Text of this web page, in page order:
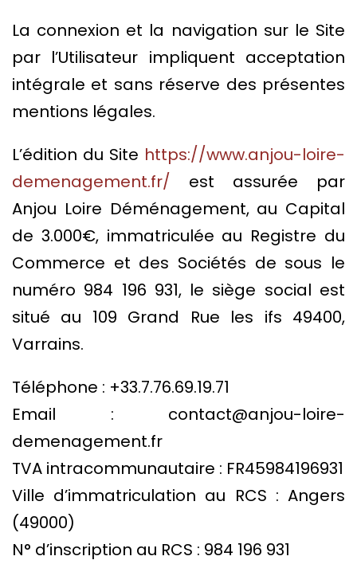
La connexion et la navigation sur le Site
par l’Utilisateur impliquent acceptation
intégrale et sans réserve des présentes
mentions légales.
L’édition du Site https://www.anjou-loire-
demenagement.fr/ est assurée par
Anjou Loire Déménagement, au Capital
de 3.000€, immatriculée au Registre du
Commerce et des Sociétés de sous le
numéro 984 196 931, le siège social est
situé au 109 Grand Rue les ifs 49400,
Varrains.
Téléphone : +33.7.76.69.19.71
Email : contact@anjou-loire-
demenagement.fr
TVA intracommunautaire : FR45984196931
Ville d’immatriculation au RCS : Angers
(49000)
N° d’inscription au RCS : 984 196 931